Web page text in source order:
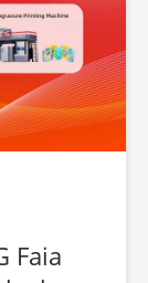
Faia